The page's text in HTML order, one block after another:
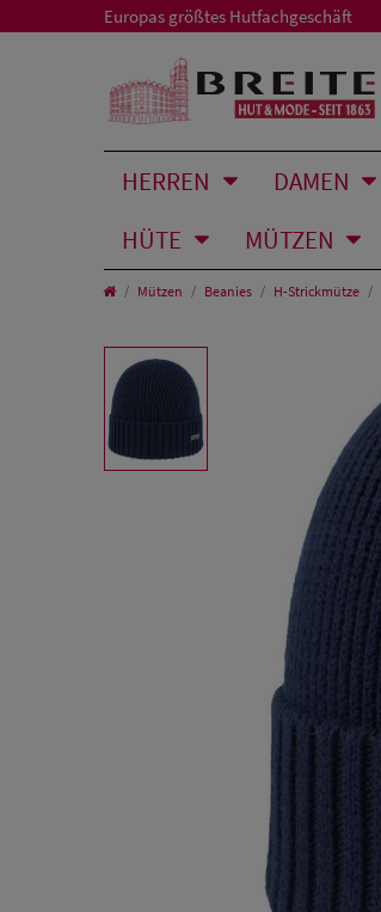
Europas größtes Hutfachgeschäft
HERREN DAMEN
HÜTE
MÜTZEN
Mützen Beanies H-Strickmütze